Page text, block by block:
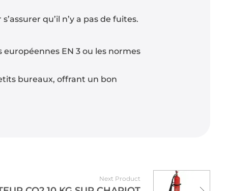
qu’il n’y a pas de fuites.
EN 3 ou les normes
bureaux, offrant un bon
Next Product